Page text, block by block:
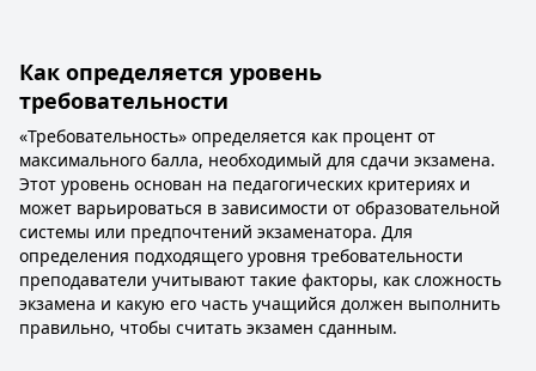
Как определяется уровень
требовательности
«Требовательность» определяется как процент от
максимального балла, необходимый для сдачи экзамена.
Этот уровень основан на педагогических критериях и
может варьироваться в зависимости от образовательной
системы или предпочтений экзаменатора. Для
определения подходящего уровня требовательности
преподаватели учитывают такие факторы, как сложность
экзамена и какую его часть учащийся должен выполнить
правильно, чтобы считать экзамен сданным.